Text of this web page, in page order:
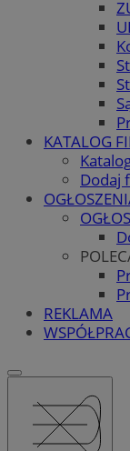
KATALOG
Dodaj
REKLAMA